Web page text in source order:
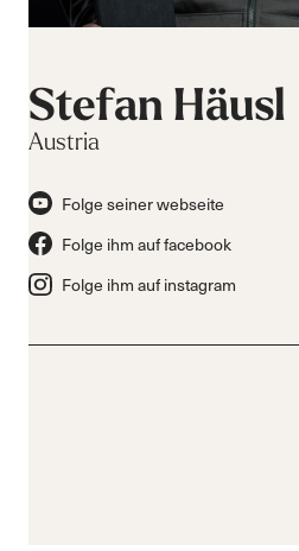
Stefan Häusl
Austria
Folge seiner webseite
Folge ihm auf facebook
Folge ihm auf instagram